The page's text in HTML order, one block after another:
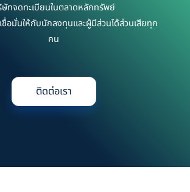
ษัทจดทะเบียนในตลาดหลักทรัพย์
ชื่อมั่นให้กับนักลงทุนและผู้มีส่วนได้ส่วนเสียทุก
คน
ติดต่อเรา